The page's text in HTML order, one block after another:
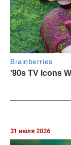
31 июля 2026